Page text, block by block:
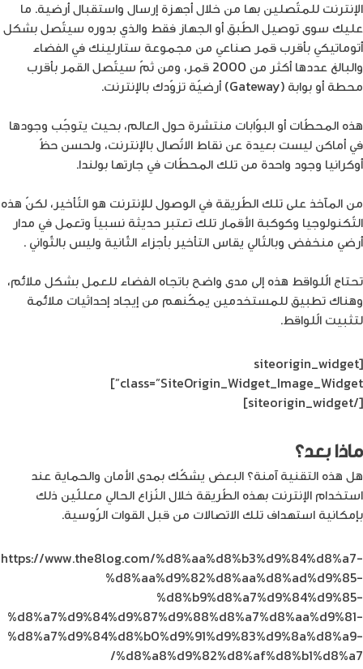
الإنترنت للمتّصلين بها من خلال أجهزة إرسال واستقبال أرضية. ما
عليك سوى توصيل الطّبق أو الجهاز فقط والذي بدوره سيتّصل بشكل
أتوماتيكي بأقرب قمر صناعي من مجموعة ستارلينك في الفضاء
والبالغ عددها أكثر من 2000 قمر، ومن ثمّ سيتّصل القمر بأقرب
محطة أو بوابة (Gateway) أرضيّة تزوّدك بالإنترنت.
هذه المحطّات أو البوّابات منتشرة حول العالم، بحيث يتوجّب وجودها
في أماكن ليست بعيدة عن نقاط الاتّصال بالإنترنت، ولحسن حظّ
أوكرانيا وجود واحدة من تلك المحطّات في جارتها بولندا.
من المآخذ على تلك الطّريقة في الوصول للإنترنت هو التّأخير، لكنّ هذه
التّكنولوجيا وكوكبة الأقمار تلك تعتبر حديثة نسبياً وتعمل في مدار
أرضي منخفض وبالتّالي يقاس التأخير بأجزاء الثّانية وليس بالثّواني .
تحتاج الّلواقط هذه إلى مدى واضح باتجاه الفضاء للعمل بشكل ملائم،
وهناك تطبيق للمستخدمين يمكّنهم من إيجاد إحداثيات ملائمة
لتثبيت الّلواقط.
[siteorigin_widget
class=”SiteOrigin_Widget_Image_Widget”]
[/siteorigin_widget]
ماذا بعد؟
هل هذه التقنية آمنة؟ البعض يشكّك بمدى الأمان والحماية عند
استخدام الإنترنت بهذه الطّريقة خلال النّزاع الحالي معللّين ذلك
بإمكانية استهداف تلك الاتصالات من قبل القوات الرّوسية.
https://www.the8log.com/%d8%aa%d8%b3%d9%84%d8%a7-
%d8%aa%d9%82%d8%aa%d8%ad%d9%85-
%d8%b9%d8%a7%d9%84%d9%85-
%d8%a7%d9%84%d9%87%d9%88%d8%a7%d8%aa%d9%81-
%d8%a7%d9%84%d8%b0%d9%91%d9%83%d9%8a%d8%a9-
%d8%a8%d9%82%d8%af%d8%b1%d8%a7/